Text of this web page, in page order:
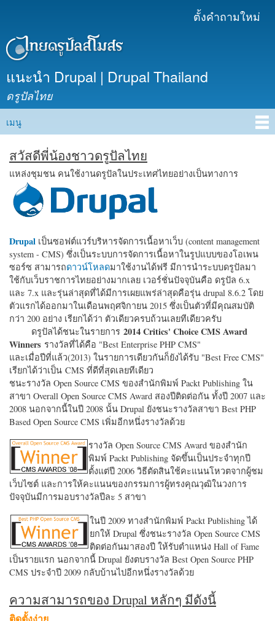
เนื้อหา
ตั้งคำถามใหม่
แนะนำ Drupal | Drupal Thailand
ดรูปัลไทย
Main menu
เมนู
สวัสดีพี่น้องชาวดรูปัลไทย
แหล่งชุมชน คนใช้งานดรูปัลในประเทศไทยอย่างเป็นทางการ
Drupal เป็นซอฟต์แวร์บริหารจัดการเนื้อหาเว็บ (content management
system - CMS) ซึ่งเป็นระบบการจัดการเนื้อหาในรูปแบบของโอเพน
ซอร์ซ สามารถดาวน์โหลดมาใช้งานได้ฟรี มีการนำระบบดรูปัลมา
ใช้กับเว็บราชการไทยอย่างมากเลย เวอร์ชั่นปัจจุบันคือ ดรูปัล 6.x
และ 7.x และรุ่นล่าสุดที่ได้มีการเผยแพร่ล่าสุดคือรุ่น drupal 8.6.2 โดย
ตัวแรกได้ออกมาในเดือนพฤศจิกายน 2015 ซึ่งเป็นตัวที่มีคุณสมบัติ
กว่า 200 อย่าง เรียกได้ว่า ตัวเดียวครบถ้วนเลยทีเดียวครับ
ดรูปัลได้ชนะในรายการ 2014 Critics' Choice CMS Award
Winners รางวัลที่ได้คือ "Best Enterprise PHP CMS"
และเมื่อปีที่แล้ว(2013) ในรายการเดียวกันก็ยังได้รับ "Best Free CMS"
เรียกได้ว่าเป็น CMS ที่ดีที่สุดเลยทีเดียว
ชนะรางวัล Open Source CMS ของสำนักพิมพ์ Packt Publishing ใน
สาขา Overall Open Source CMS Award สองปีติดต่อกัน ทั้งปี 2007 และ
2008 นอกจากนี้ในปี 2008 นั้น Drupal ยังชนะรางวัลสาขา Best PHP
Based Open Source CMS เพิ่มอีกหนึ่งรางวัลด้วย
รางวัล Open Source CMS Award ของสำนัก
พิมพ์ Packt Publishing จัดขึ้นเป็นประจำทุกปี
ตั้งแต่ปี 2006 วิธีตัดสินใช้คะแนนโหวตจากผู้ชม
เว็บไซต์ และการให้คะแนนของกรรมการผู้ทรงคุณวุฒิในวงการ
ปัจจุบันมีการมอบรางวัลปีละ 5 สาขา
ในปี 2009 ทางสำนักพิมพ์ Packt Publishing ได้
ยกให้ Drupal ซึ่งชนะรางวัล Open Source CMS
ติดต่อกันมาสองปี ให้รับตำแหน่ง Hall of Fame
เป็นรายแรก นอกจากนี้ Drupal ยังตบรางวัล Best Open Source PHP
CMS ประจำปี 2009 กลับบ้านไปอีกหนึ่งรางวัลด้วย
ความสามารถของ Drupal หลักๆ มีดังนี้